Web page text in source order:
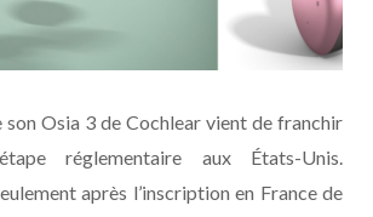
son Osia 3 de Cochlear vient de franchir
réglementaire aux États-Unis.
après l’inscription en France de